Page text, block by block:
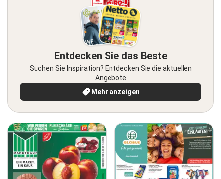
Entdecken Sie das Beste
Suchen Sie Inspiration? Entdecken Sie die aktuellen
Angebote
Mehr anzeigen